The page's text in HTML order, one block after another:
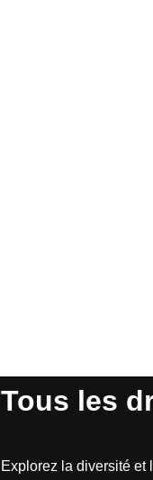
Tous les
Explorez la diversité et